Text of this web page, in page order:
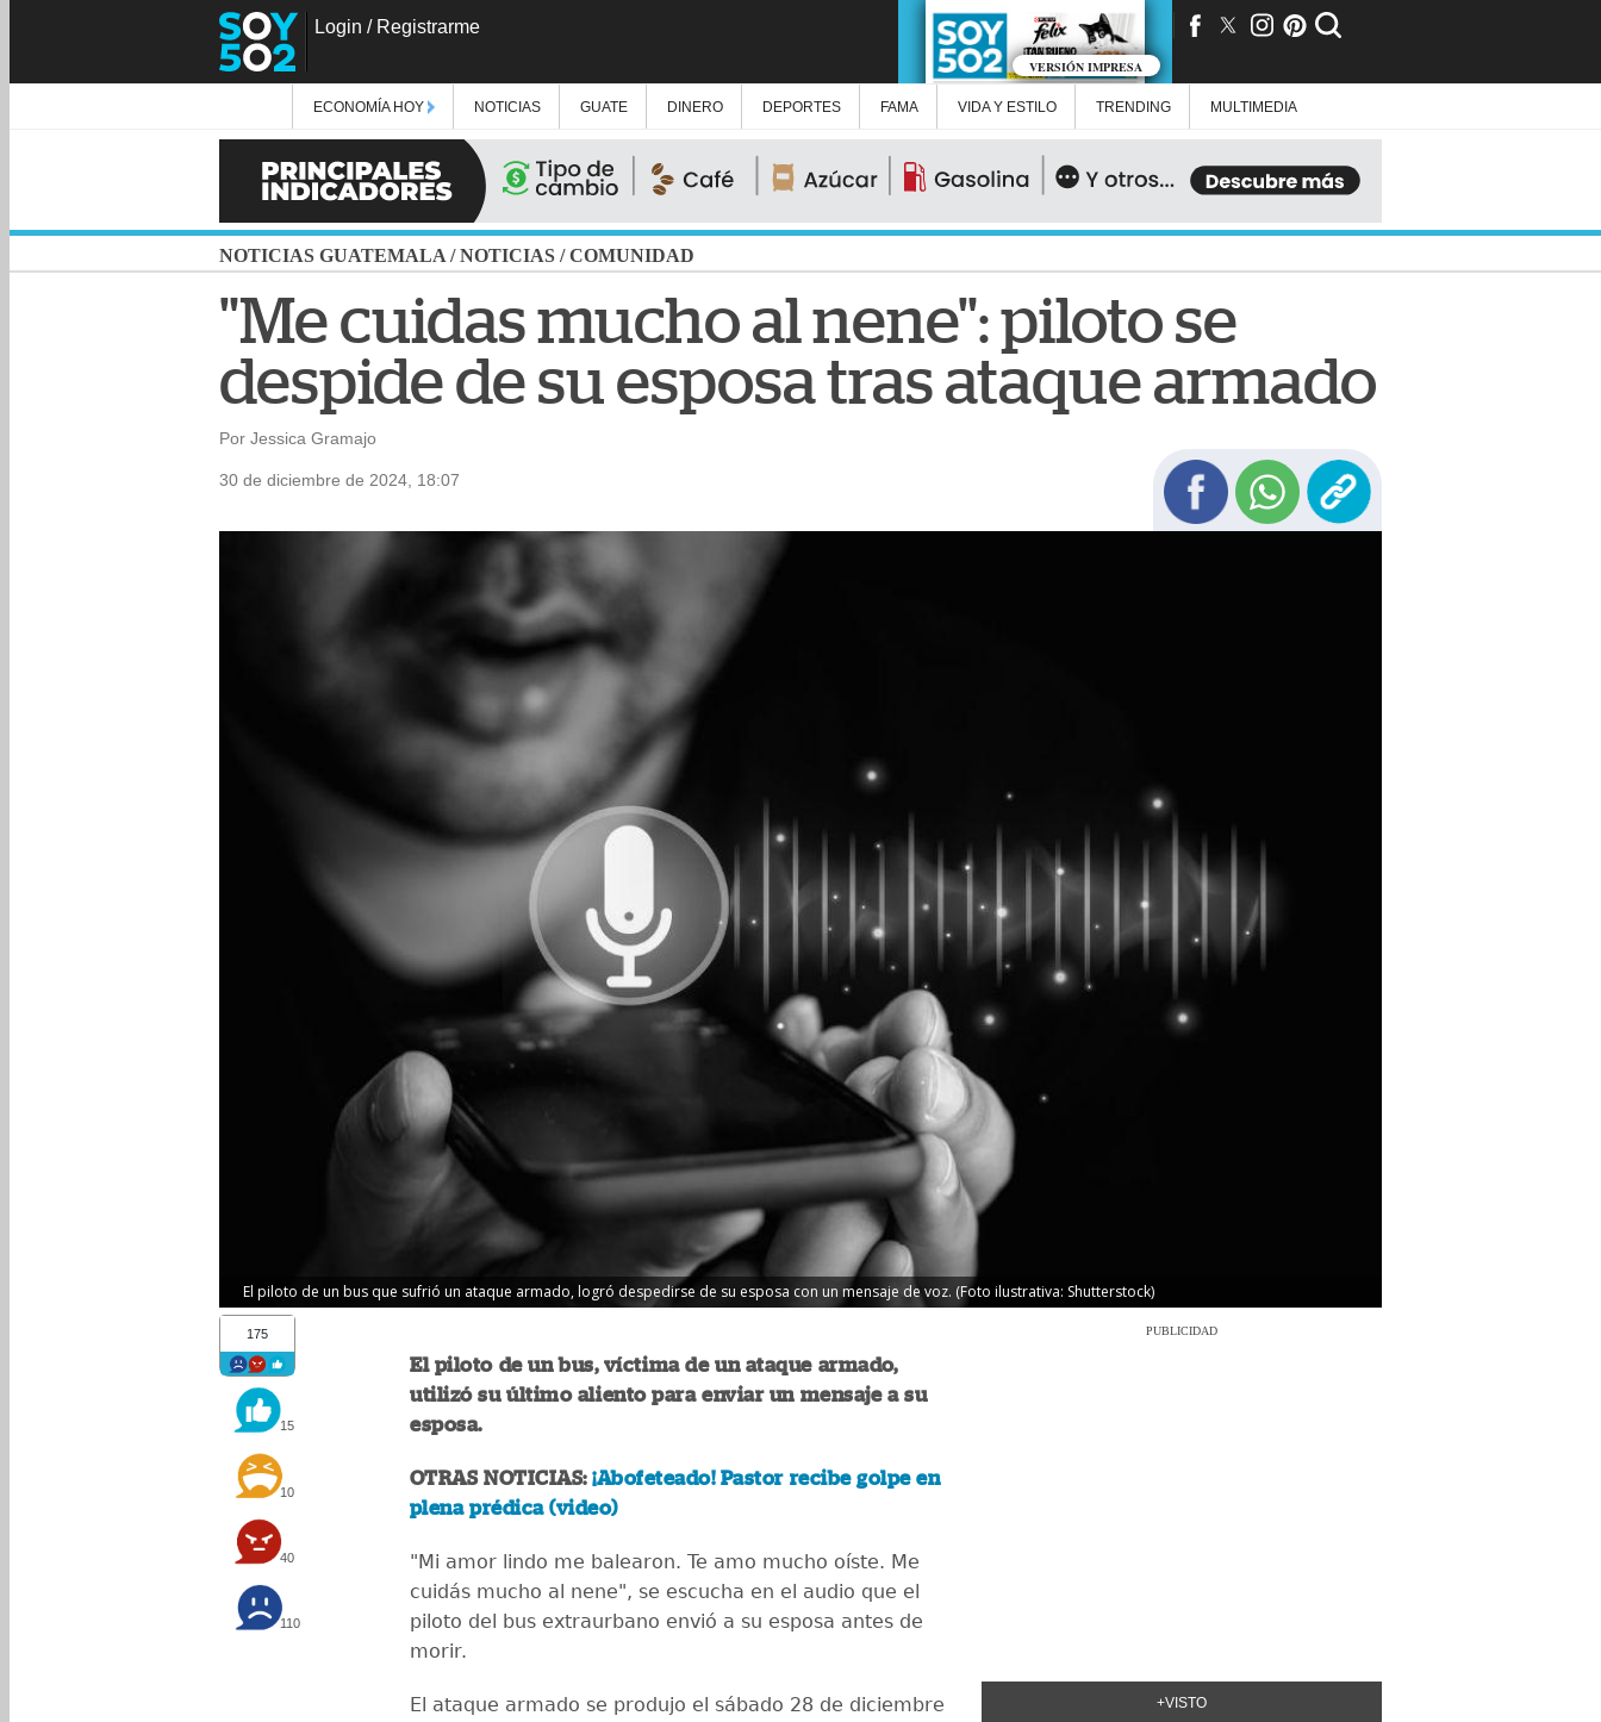
Login / Registrarme
VERSIÓN IMPRESA
ECONOMÍA HOY NOTICIAS GUATE DINERO DEPORTES FAMA VIDA Y ESTILO TRENDING MULTIMEDIA
NOTICIAS GUATEMALA /NOTICIAS /COMUNIDAD
"Me cuidas mucho al nene": piloto se
despide de su esposa tras ataque armado
Por Jessica Gramajo
30 de diciembre de 2024, 18:07
El piloto de un bus que sufrió un ataque armado, logró despedirse de su esposa con un mensaje de voz. (Foto ilustrativa: Shutterstock)
175
15
10
40
110
El piloto de un bus, víctima de un ataque armado,
utilizó su último aliento para enviar un mensaje a su
esposa.
OTRAS NOTICIAS:¡Abofeteado! Pastor recibe golpe en
plena prédica (video)
"Mi amor lindo me balearon. Te amo mucho oíste. Me
cuidás mucho al nene", se escucha en el audio que el
piloto del bus extraurbano envió a su esposa antes de
morir.
El ataque armado se produjo el sábado 28 de diciembre
PUBLICIDAD
+VISTO